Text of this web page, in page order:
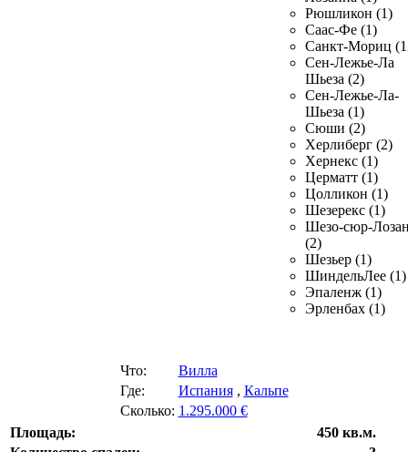
Рюшликон (1)
Саас-Фе (1)
Санкт-Мориц
Сен-Лежье-Ла
Шьеза (2)
Сен-Лежье-Ла-
Шьеза (1)
Сюши (2)
Херлиберг (2)
Хернекс (1)
Церматт (1)
Цолликон (1)
Шезерекс (1)
Шезо-сюр-
(2)
Шезьер (1)
ШиндельЛее (1)
Эпаленж (1)
Эрленбах (1)
Что:
Вилла
Где:
Испания, Кальпе
Сколько: 1.295.000 €
Площадь:
450 кв.м.